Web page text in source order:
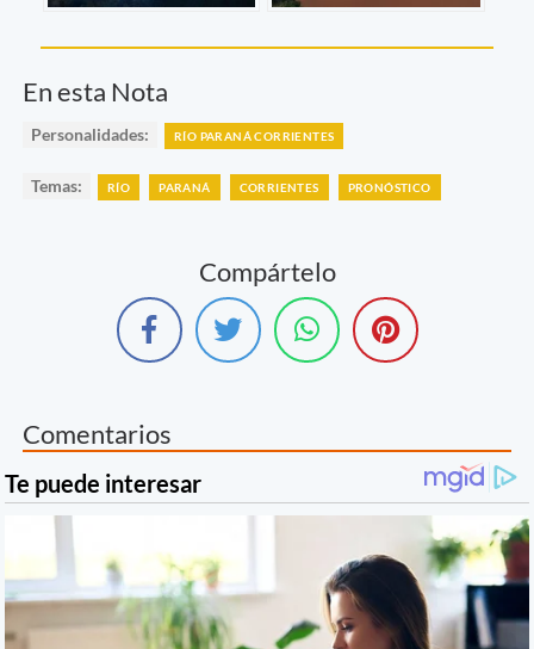
En esta Nota
Personalidades: RÍO PARANÁ CORRIENTES
Temas: RÍO PARANÁ CORRIENTES PRONÓSTICO
Compártelo
Comentarios